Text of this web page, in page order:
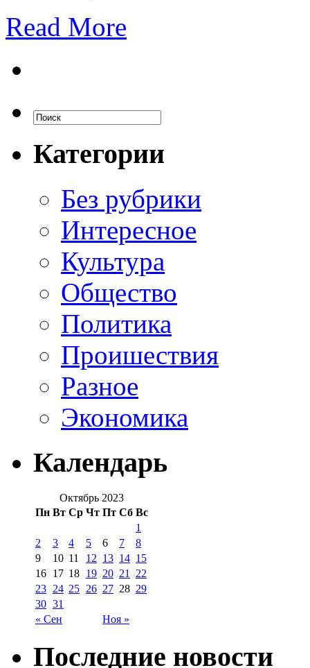
Read More
Категории
Без рубрики
Интересное
Культура
Общество
Политика
Проишествия
Разное
Экономика
Календарь
Октябрь 2023
Пн Вт Ср Чт Пт Сб Вс
« Сен Ноя »
1
2
3 4 5 6 7
8
9
10 11 12 13 14 15
16 17 18 19 20 21
22
23 24 25 26 27 28 29
30 31
Последние новости